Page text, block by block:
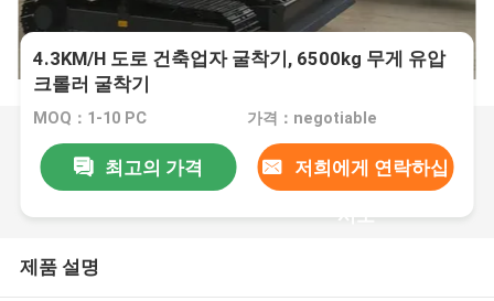
4.3KM/H 도로 건축업자 굴착기, 6500kg 무게 유압
크롤러 굴착기
MOQ：1-10 PC 가격：negotiable
최고의 가격 저희에게 연락하십
시오
제품 설명